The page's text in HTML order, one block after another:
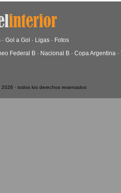
· Gol a Gol · Ligas · Fotos
Federal B · Nacional B · Copa Argentina ·
2026 · todos los derechos reservados